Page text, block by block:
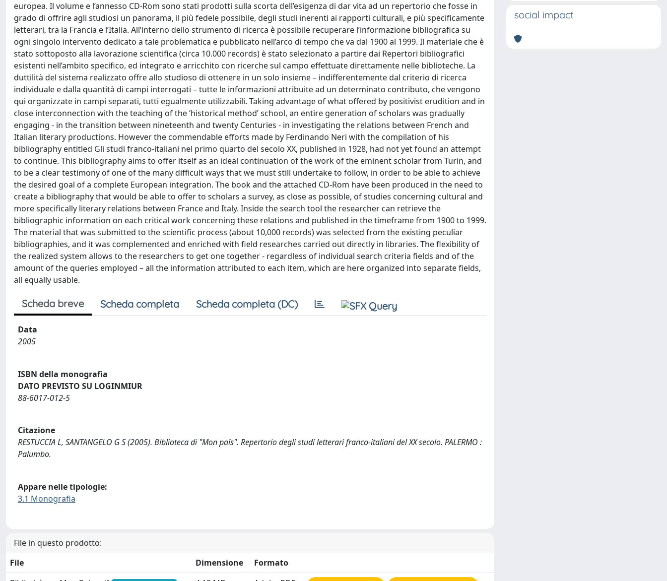
europea. Il volume e l’annesso CD-Rom sono stati prodotti sulla scorta dell’esigenza di dar vita ad un repertorio che fosse in
grado di offrire agli studiosi un panorama, il più fedele possibile, degli studi inerenti ai rapporti culturali, e più specificamente
letterari, tra la Francia e l’Italia. All’interno dello strumento di ricerca è possibile recuperare l’informazione bibliografica su
ogni singolo intervento dedicato a tale problematica e pubblicato nell’arco di tempo che va dal 1900 al 1999. Il materiale che è
stato sottoposto alla lavorazione scientifica (circa 10.000 records) è stato selezionato a partire dai Repertori bibliografici
esistenti nell’ambito specifico, ed integrato e arricchito con ricerche sul campo effettuate direttamente nelle biblioteche. La
duttilità del sistema realizzato offre allo studioso di ottenere in un solo insieme – indifferentemente dal criterio di ricerca
individuale e dalla quantità di campi interrogati – tutte le informazioni attribuite ad un determinato contributo, che vengono
qui organizzate in campi separati, tutti egualmente utilizzabili. Taking advantage of what offered by positivist erudition and in
close interconnection with the teaching of the ‘historical method’ school, an entire generation of scholars was gradually
engaging - in the transition between nineteenth and twenty Centuries - in investigating the relations between French and
Italian literary productions. However the commendable efforts made by Ferdinando Neri with the compilation of his
bibliography entitled Gli studi franco-italiani nel primo quarto del secolo XX, published in 1928, had not yet found an attempt
to continue. This bibliography aims to offer itself as an ideal continuation of the work of the eminent scholar from Turin, and
to be a clear testimony of one of the many difficult ways that we must still undertake to follow, in order to be able to achieve
the desired goal of a complete European integration. The book and the attached CD-Rom have been produced in the need to
create a bibliography that would be able to offer to scholars a survey, as close as possible, of studies concerning cultural and
more specifically literary relations between France and Italy. Inside the search tool the researcher can retrieve the
bibliographic information on each critical work concerning these relations and published in the timeframe from 1900 to 1999.
The material that was submitted to the scientific process (about 10,000 records) was selected from the existing peculiar
bibliographies, and it was complemented and enriched with field researches carried out directly in libraries. The flexibility of
the realized system allows to the researchers to get one together - regardless of individual search criteria fields and of the
amount of the queries employed – all the information attributed to each item, which are here organized into separate fields,
all equally usable.
Scheda breve Scheda completa Scheda completa (DC)
Data
2005
ISBN della monografia
DATO PREVISTO SU LOGINMIUR
88-6017-012-5
Citazione
RESTUCCIA L, SANTANGELO G S (2005). Biblioteca di "Mon païs". Repertorio degli studi letterari franco-italiani del XX secolo. PALERMO :
Palumbo.
Appare nelle tipologie:
3.1 Monografia
File in questo prodotto:
File
Dimensione
Formato
social impact